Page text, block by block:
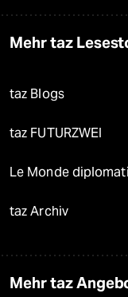
Mehr taz
taz Blogs
taz FUTURZWEI
Le Monde
taz Archiv
Mehr taz